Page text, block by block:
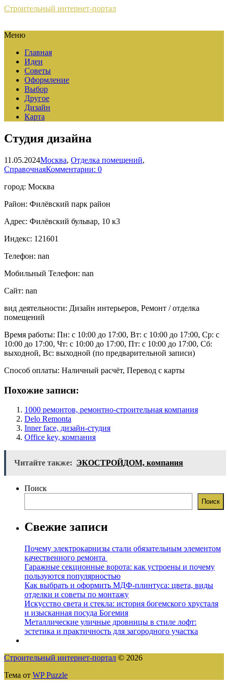
Строительный интернет-портал
Меню
Главная
Идеи
Советы
Оформление
Выбор
Другое
Дизайн
Карта
Студия дизайна
11.05.2024Москва, Отделка помещений,
СправочнаяКомментарии: 0
город: Москва
Район: Филёвский парк район
Адрес: Филёвский бульвар, 10 к3
Индекс: 121601
Телефон: nan
Мобильный Телефон: nan
Сайт: nan
вид деятельности: Дизайн интерьеров, Ремонт / отделка
помещений
Время работы: Пн: с 10:00 до 17:00, Вт: с 10:00 до 17:00, Ср: с
10:00 до 17:00, Чт: с 10:00 до 17:00, Пт: с 10:00 до 17:00, Сб:
выходной, Вс: выходной (по предварительной записи)
Способ оплаты: Наличный расчёт, Перевод с карты
Похожие записи:
1000 ремонтов, ремонтно-строительная компания
Delo Remonta
Inner face, дизайн-студия
Office key, компания
Читайте также: ЭКОСТРОЙДОМ, компания
Поиск
Поиск
Свежие записи
Почему электрокарнизы стали обязательным элементом
качественного ремонта
Гаражные секционные ворота: как устроены и почему
пользуются популярностью
Как выбрать и оформить МДФ-плинтуса: цвета, виды
отделки и советы по монтажу
Искусство света и стекла: история богемского хрусталя
и изысканная посуда Богемия
Металлические уличные дровницы в стиле лофт:
эстетика и практичность для загородного участка
Строительный интернет-портал © 2026
Тема от WP Puzzle